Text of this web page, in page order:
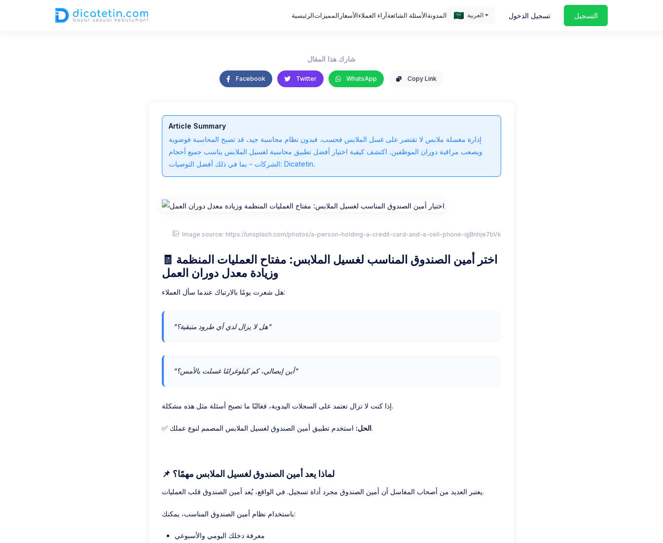
الرئيسيةالمميزات الأسعارآراء العملاءالأسئلة الشائعةالمدونة العربية تسجيل الدخول التسجيل 27 Jun 2025 3,093 views https://unsplash.com/photos/a-person-holding-a-credit-card-and-a-cell-phone-qjBnhje7bVk
شارك هذا المقال
Facebook Twitter WhatsApp Copy Link
Article Summary
إدارة مغسلة ملابس لا تقتصر على غسل الملابس فحسب. فبدون نظام محاسبة جيد، قد تصبح المحاسبة فوضوية
ويصعب مراقبة دوران الموظفين. اكتشف كيفية اختيار أفضل تطبيق محاسبة لغسيل الملابس يناسب جميع أحجام
الشركات - بما في ذلك أفضل التوصيات: Dicatetin.
Image source: https://unsplash.com/photos/a-person-holding-a-credit-card-and-a-cell-phone-qjBnhje7bVk
🧾 اختر أمين الصندوق المناسب لغسيل الملابس: مفتاح العمليات المنظمة
وزيادة معدل دوران العمل
هل شعرت يومًا بالارتباك عندما سأل العملاء:
"هل لا يزال لدي أي طرود متبقية؟"
"أين إيصالي، كم كيلوغرامًا غسلت بالأمس؟"
إذا كنت لا تزال تعتمد على السجلات اليدوية، فغالبًا ما تصبح أسئلة مثل هذه مشكلة.
✅ الحل:استخدم تطبيق أمين الصندوق لغسيل الملابس المصمم لنوع عملك.
📌 لماذا يعد أمين الصندوق لغسيل الملابس مهمًا؟
يعتبر العديد من أصحاب المغاسل أن أمين الصندوق مجرد أداة تسجيل. في الواقع، يُعد أمين الصندوق قلب العمليات.
باستخدام نظام أمين الصندوق المناسب، يمكنك:
معرفة دخلك اليومي والأسبوعي